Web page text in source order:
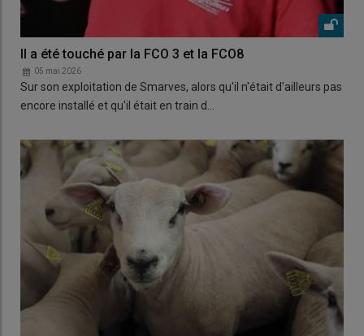
Il a été touché par la FCO 3 et la FCO8
05 mai 2026
Sur son exploitation de Smarves, alors qu'il n'était d'ailleurs pas
encore installé et qu'il était en train d…